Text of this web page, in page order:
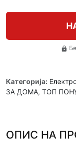
lock
Категорија:
ЗА ДОМА, ТОП
ОПИС НА